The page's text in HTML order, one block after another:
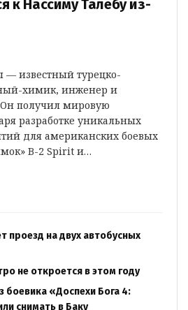
к Нассиму Талебу из-
— известный турецко-
химик, инженер и
получил мировую
разработке уникальных
для американских боевых
B-2 Spirit и…
проезд на двух автобусных
не откроется в этом году
боевика «Доспехи Бога 4:
снимать в Баку